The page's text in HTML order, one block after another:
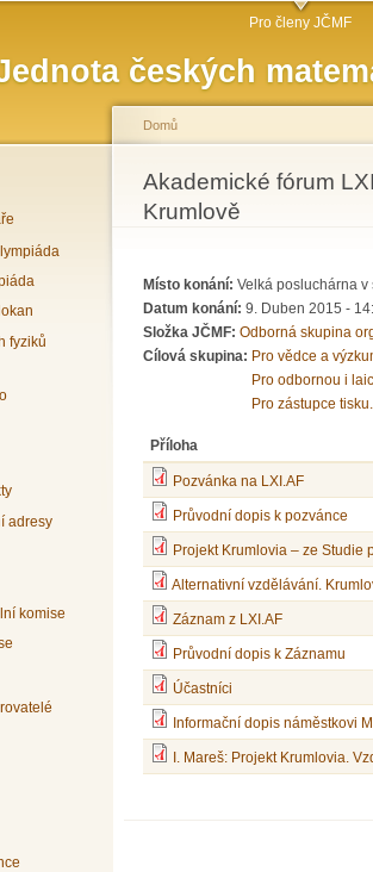
českých
Pro členy JČMF
fyziků
adresy
komise
Jste zde
Domů
Akademické fórum
Krumlově
Místo konání: Velká posluchárna v
Datum konání: 9. Duben 2015 -
Složka JČMF: Odborná skupina
Cílová skupina: Pro vědce a
Pro odbornou i
Pro zástupce tisku.
Příloha
Pozvánka na LXI.AF
Průvodní dopis k pozvánce
Projekt Krumlovia – ze Studie
Alternativní vzdělávání.
Záznam z LXI.AF
Průvodní dopis k Záznamu
Účastníci
Informační dopis náměstkovi
I. Mareš: Projekt Krumlovia.